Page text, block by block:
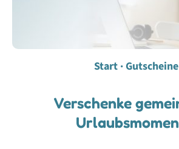
Start · Gutscheine
Verschenke